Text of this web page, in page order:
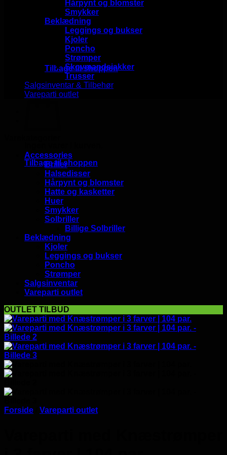
Ingen varer i kurven.
Tilbage til shoppen
Kurv
Tilbage til shoppen
Hårpynt og blomster
Smykker
Beklædning
Leggings og bukser
Kjoler
Poncho
Strømper
Skovmandsjakker
Trusser
Salgsinventar & Tilbehør
Vareparti outlet
Accessories
Briller
Halsedisser
Hårpynt og blomster
Hatte og kasketter
Huer
Smykker
Solbriller
Billige Solbriller
Beklædning
Kjoler
Leggings og bukser
Poncho
Strømper
Salgsinventar
Vareparti outlet
OUTLET TILBUD
Forside Vareparti outlet